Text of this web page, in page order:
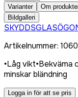
Varianter
Om
Bildgalleri
Artikelnummer:
•Låg vikt•Bekväma
minskar bländning
Logga in för att se pris